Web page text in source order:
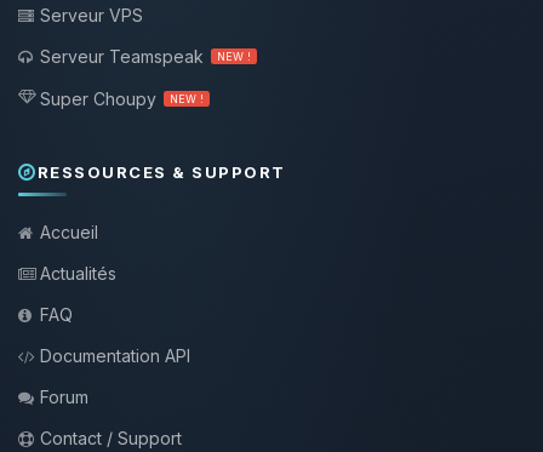
Serveur VPS
Serveur Teamspeak
NEW !
Super Choupy NEW !
RESSOURCES & SUPPORT
Accueil
Actualités
FAQ
Documentation API
Forum
Contact / Support